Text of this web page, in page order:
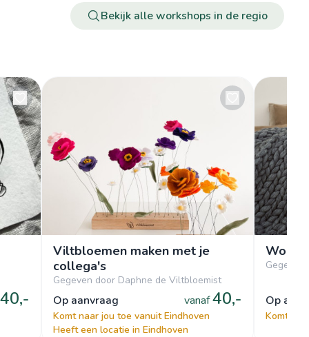
Bekijk alle workshops in de regio
40,-
Viltbloemen maken met je
collega's
Gegeven door Daphne de Viltbloemist
op aanvraag vanaf40,-
Komt naar jou toe vanuit Eindhoven
Heeft een locatie in Eindhoven
op
Komt